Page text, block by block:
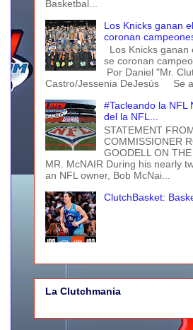
Basketbal...
Los Knicks ganan
coronan
Los Knicks ganan
se coronan
Por Daniel "Mr.
Castro/Jessenia DeJesús Se
#Tacleando la NFL
del la NFL...
STATEMENT
COMMISSIONER
GOODELL ON
MR. McNAIR During his nearly
an NFL owner, Bob McNai...
ClutchBasket:
La Clutchmania